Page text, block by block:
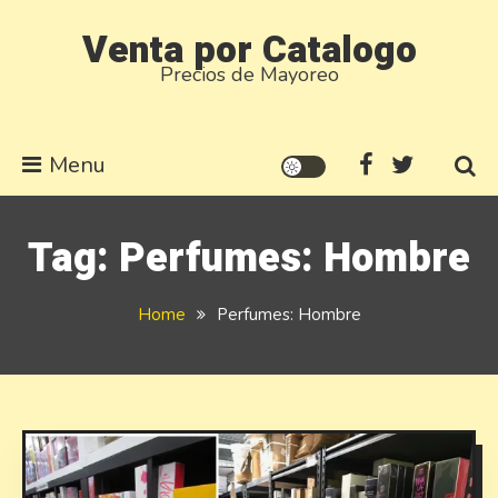
Venta por Catalogo
Precios de Mayoreo
Menu
Tag: Perfumes: Hombre
Home Perfumes: Hombre